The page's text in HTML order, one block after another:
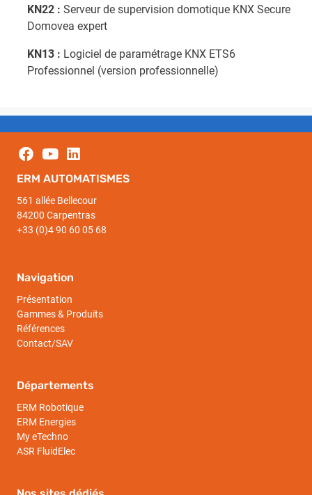
KN22 : Serveur de supervision domotique KNX Secure
Domovea expert
KN13 : Logiciel de paramétrage KNX ETS6
Professionnel (version professionnelle)
ERM AUTOMATISMES
561 allée Bellecour
84200 Carpentras
+33 (0)4 90 60 05 68
Navigation
Présentation
Gammes & Produits
Références
Contact/SAV
Départements
ERM Robotique
ERM Energies
My eTechno
ASR FluidElec